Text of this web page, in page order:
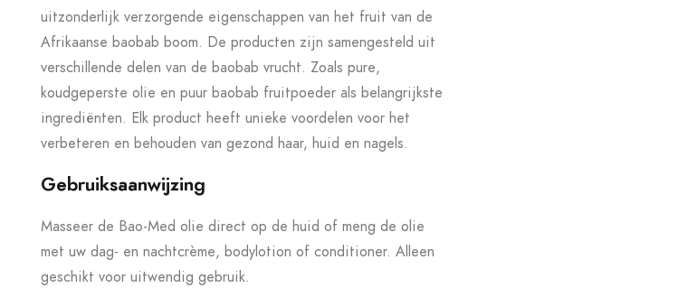
uitzonderlijk verzorgende eigenschappen van het fruit van de
Afrikaanse baobab boom. De producten zijn samengesteld uit
verschillende delen van de baobab vrucht. Zoals pure,
koudgeperste olie en puur baobab fruitpoeder als belangrijkste
ingrediënten. Elk product heeft unieke voordelen voor het
verbeteren en behouden van gezond haar, huid en nagels.
Gebruiksaanwijzing
Masseer de Bao-Med olie direct op de huid of meng de olie
met uw dag- en nachtcrème, bodylotion of conditioner. Alleen
geschikt voor uitwendig gebruik.